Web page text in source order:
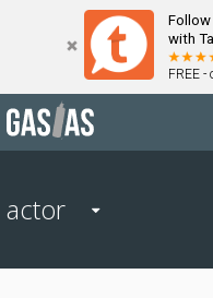
Follow
with
FREE -
actor